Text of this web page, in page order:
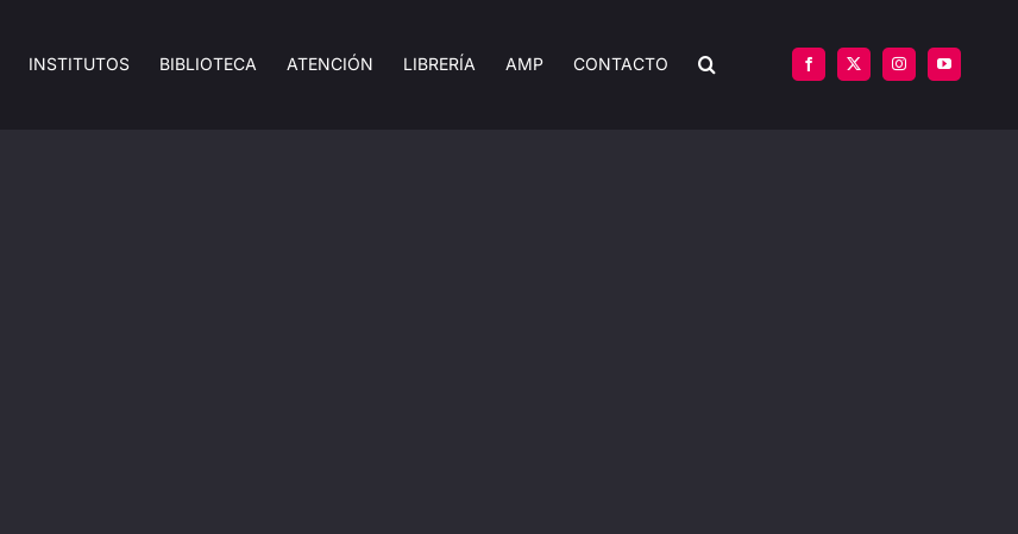
INSTITUTOS BIBLIOTECA ATENCIÓN LIBRERÍA AMP CONTACTO